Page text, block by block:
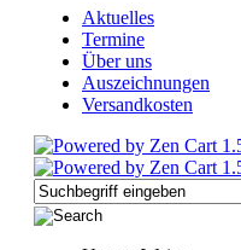
Aktuelles
Termine
Über uns
Auszeichnungen
Versandkosten